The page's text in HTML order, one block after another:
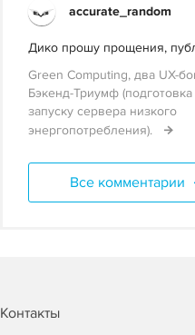
accurate_random
Дико прошу прощения,
Green Computing, два UX-
Бэкенд-Триумф (подготовка
запуску сервера низкого
энергопотребления).
Все комментарии
Контакты